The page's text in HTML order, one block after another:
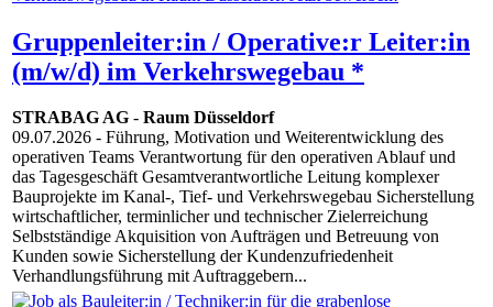
Gruppenleiter:in / Operative:r Leiter:in
(m/w/d) im Verkehrswegebau *
STRABAG AG - Raum Düsseldorf
09.07.2026 - Führung, Motivation und Weiterentwicklung des
operativen Teams Verantwortung für den operativen Ablauf und
das Tagesgeschäft Gesamtverantwortliche Leitung komplexer
Bauprojekte im Kanal-, Tief- und Verkehrswegebau Sicherstellung
wirtschaftlicher, terminlicher und technischer Zielerreichung
Selbstständige Akquisition von Aufträgen und Betreuung von
Kunden sowie Sicherstellung der Kundenzufriedenheit
Verhandlungsführung mit Auftraggebern...